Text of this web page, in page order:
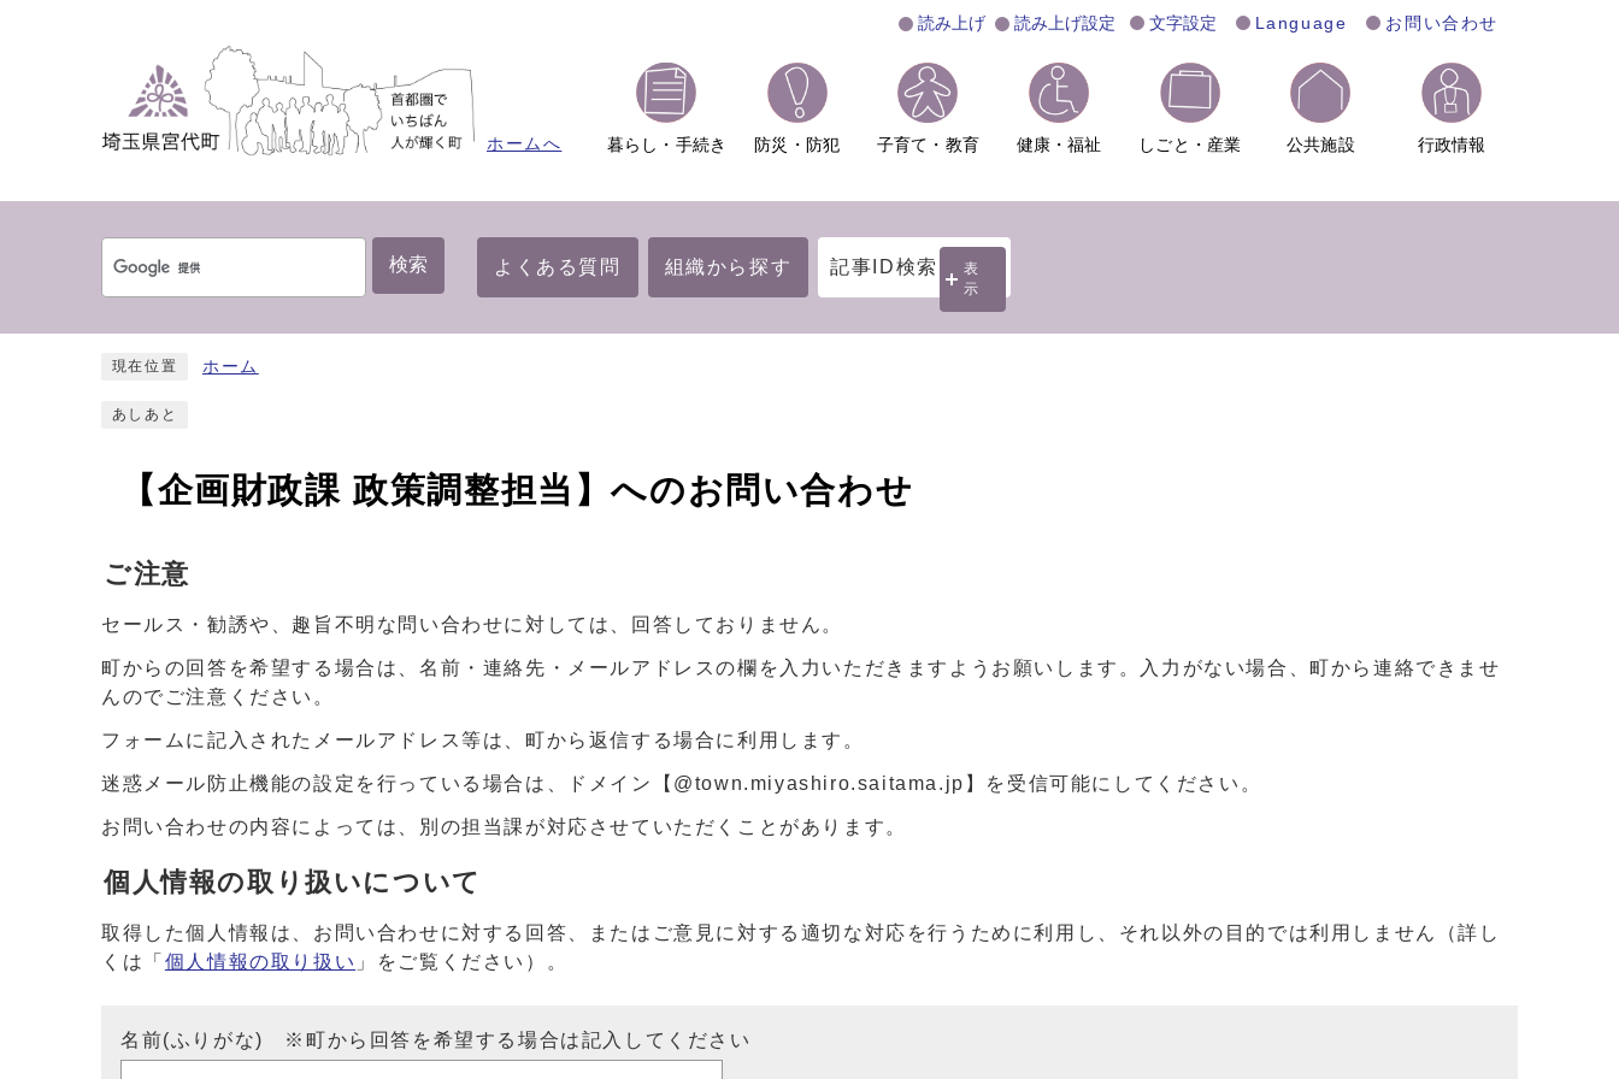
読み上げ 読み上げ設定 文字設定 Language お問い合わせ
ホームへ 暮らし・手続き 防災・防犯 子育て・教育 健康・福祉 しごと・産業 公共施設 行政情報
検索 よくある質問 組織から探す 記事ID検索
表
示
現在位置 ホーム
あしあと
【企画財政課 政策調整担当】へのお問い合わせ
ご注意
セールス・勧誘や、趣旨不明な問い合わせに対しては、回答しておりません。
町からの回答を希望する場合は、名前・連絡先・メールアドレスの欄を入力いただきますようお願いします。入力がない場合、町から連絡できませ
んのでご注意ください。
フォームに記入されたメールアドレス等は、町から返信する場合に利用します。
迷惑メール防止機能の設定を行っている場合は、ドメイン【@town.miyashiro.saitama.jp】を受信可能にしてください。
お問い合わせの内容によっては、別の担当課が対応させていただくことがあります。
個人情報の取り扱いについて
取得した個人情報は、お問い合わせに対する回答、またはご意見に対する適切な対応を行うために利用し、それ以外の目的では利用しません（詳し
くは「 個人情報の取り扱い 」をご覧ください）。
名前(ふりがな) ※町から回答を希望する場合は記入してください